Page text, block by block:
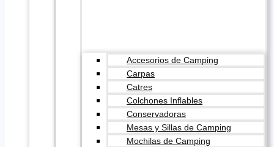
Accesorios de Camping
Carpas
Catres
Colchones Inflables
Conservadoras
Mesas y Sillas de Camping
Mochilas de Camping